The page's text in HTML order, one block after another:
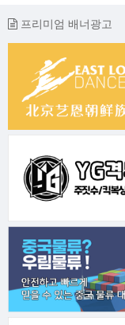
프리미엄 배너광고